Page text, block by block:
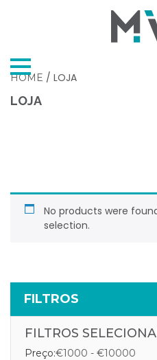
HOME / LOJA
LOJA
FILTROS
FILTROS
Preço:€1000 - €10000
No products were
selection.